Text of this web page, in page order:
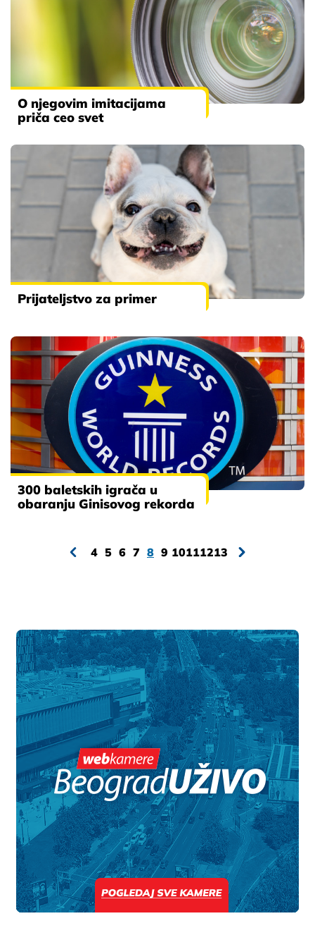
O njegovim imitacijama
priča ceo svet
Prijateljstvo za primer
300 baletskih igrača u
obaranju Ginisovog rekorda
4 5 6 7 8 9 10111213